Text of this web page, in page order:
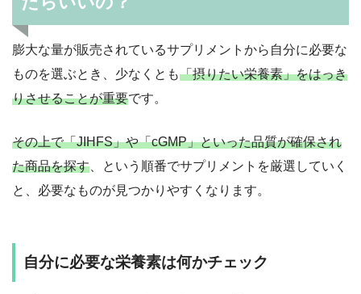
膨大な量が販売されているサプリメントから自分に必要な
ものを選ぶとき、少なくとも「摂りたい栄養素」をはっき
りさせることが重要です。
その上で「JIHFS」や「cGMP」といった品質が確保され
た商品を探す 、という順番でサプリメントを厳選していく
と、必要なものが見つかりやすくなります。
自分に必要な栄養素は何かチェック